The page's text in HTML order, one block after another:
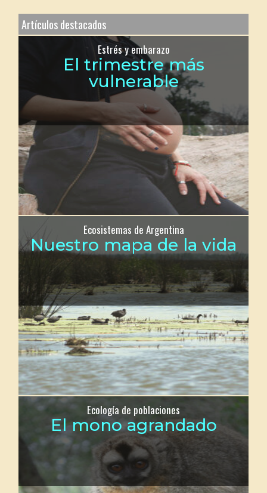
Artículos destacados
Estrés y embarazo
El trimestre más
vulnerable
Ecosistemas de Argentina
Nuestro mapa de la vida
Ecología de poblaciones
El mono agrandado